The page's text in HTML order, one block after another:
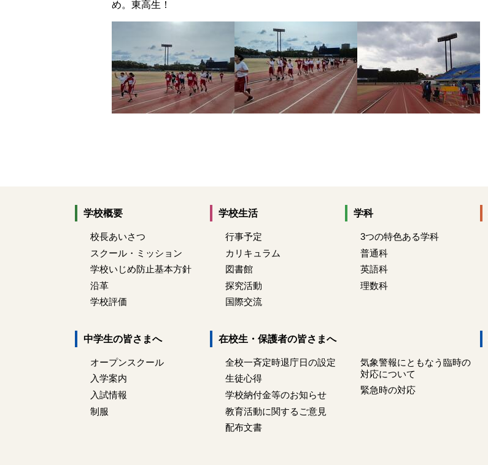
め。東高生！
学校概要
校長あいさつ
スクール・ミッション
学校いじめ防止基本方針
沿革
学校評価
学校生活
行事予定
カリキュラム
図書館
探究活動
国際交流
学科
3つの特色ある学科
普通科
英語科
理数科
中学生の皆さまへ
オープンスクール
入学案内
入試情報
制服
在校生・保護者の皆さまへ
全校一斉定時退庁日の設定
生徒心得
学校納付金等のお知らせ
教育活動に関するご意見
配布文書
気象警報にともなう臨時の
対応について
緊急時の対応